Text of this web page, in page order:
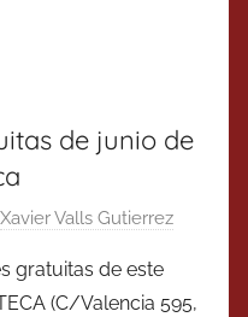
de junio de
Xavier Valls Gutierrez
gratuitas de este
(C/Valencia 595,